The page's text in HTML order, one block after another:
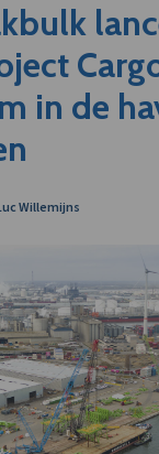
in de
Willemijns